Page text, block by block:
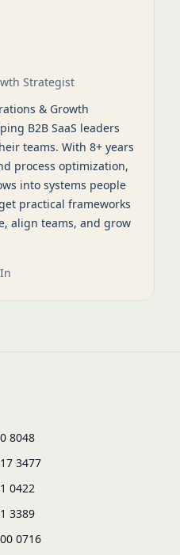
Strategist
& Growth
B2B SaaS leaders
teams. With 8+ years
process optimization,
into systems people
practical frameworks
align teams, and grow
8048
3477
0422
3389
0716